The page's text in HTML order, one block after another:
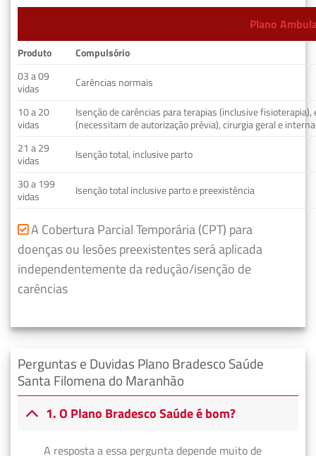
Plano
Produto
Compulsório
03 a 09
vidas
Carências normais
10 a 20
vidas
Isenção de carências para terapias (inclusive fisioterapia),
(necessitam de autorização prévia), cirurgia geral e
21 a 29
vidas
Isenção total, inclusive parto
30 a 199
vidas
Isenção total inclusive parto e preexistência
A Cobertura Parcial Temporária (CPT) para
doenças ou lesões preexistentes será aplicada
independentemente da redução/isenção de
carências
Perguntas e Duvidas Plano Bradesco Saúde
Santa Filomena do Maranhão
1. O Plano Bradesco Saúde é bom?
A resposta a essa pergunta depende muito de